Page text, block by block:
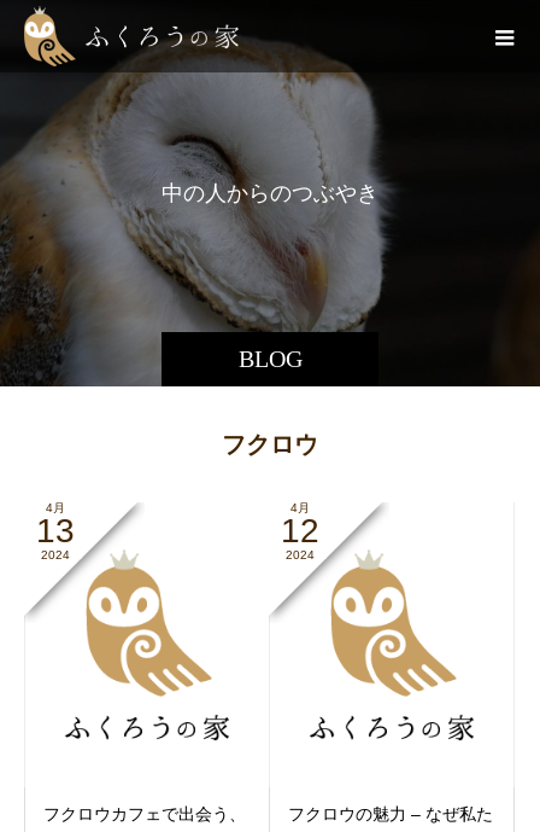
BLOG
中の人からのつぶやきで
フクロウ
4月
13
2024
フクロウカフェで出会う、
4月
12
2024
フクロウの魅力 – なぜ私た